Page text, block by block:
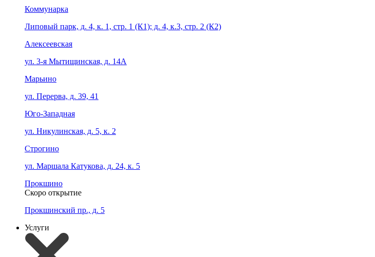
Коммунарка
Липовый парк, д. 4, к. 1, стр. 1 (К1); д. 4, к.3, стр. 2 (К2)
Алексеевская
ул. 3-я Мытищинская, д. 14А
Марьино
ул. Перерва, д. 39, 41
Юго-Западная
ул. Никулинская, д. 5, к. 2
Строгино
ул. Маршала Катукова, д. 24, к. 5
Прокшино
Скоро открытие
Прокшинский пр., д. 5
Услуги